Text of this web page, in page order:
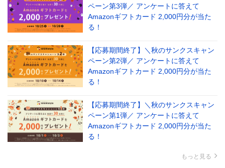
ペーン第3弾／ アンケートに答えて
Amazonギフトカード 2,000円分が当た
る！
【応募期間終了】＼秋のサンクスキャン
ペーン第2弾／ アンケートに答えて
Amazonギフトカード 2,000円分が当た
る！
【応募期間終了】＼秋のサンクスキャン
ペーン第1弾／ アンケートに答えて
Amazonギフトカード 2,000円分が当た
る！
もっと見る